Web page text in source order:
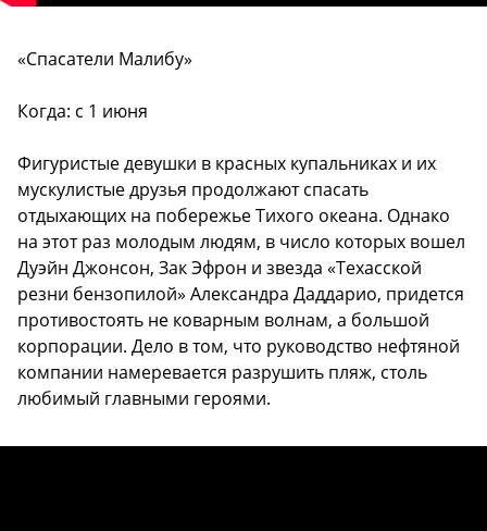
«Спасатели Малибу»
Когда: с 1 июня
Фигуристые девушки в красных купальниках и их
мускулистые друзья продолжают спасать
отдыхающих на побережье Тихого океана. Однако
на этот раз молодым людям, в число которых вошел
Дуэйн Джонсон, Зак Эфрон и звезда «Техасской
резни бензопилой» Александра Даддарио, придется
противостоять не коварным волнам, а большой
корпорации. Дело в том, что руководство нефтяной
компании намеревается разрушить пляж, столь
любимый главными героями.